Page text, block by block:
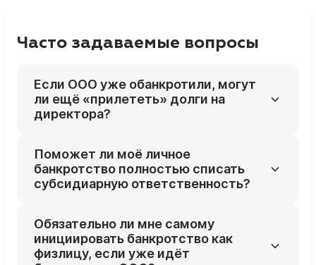
Часто задаваемые вопросы
Если ООО уже обанкротили, могут
ли ещё «прилететь» долги на
директора?
контролирующих лиц к субсидиарной
ответственности можно и после
завершения банкротства компании или её
специальных сроков.
Поможет ли моё личное
банкротство полностью списать
субсидиарную ответственность?
субсидиарке включаются в личное
банкротство и могут быть списаны по его
Обязательно ли мне самому
инициировать банкротство как
физлицу, если уже идёт